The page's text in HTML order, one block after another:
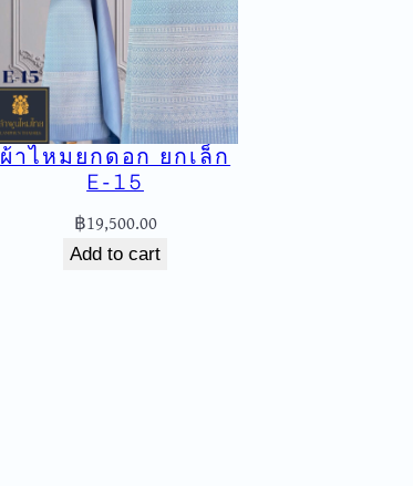
ผ้าไหมยกดอก ยกเล็ก
E-15
฿19,500.00
Add to cart